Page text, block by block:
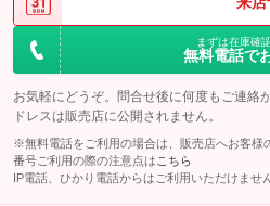
まずは在庫確
無料電話で
お気軽にどうぞ。問合せ後に何度もご連絡
ドレスは販売店に公開されません。
※無料電話をご利用の場合は、販売店へお客様
番号ご利用の際の注意点は こちら
IP電話、ひかり電話からはご利用いただけません